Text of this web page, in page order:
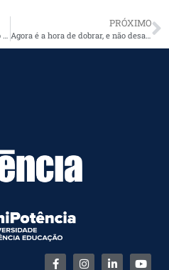
Moura é a mais nova integrante do Pacto Global da ONU
PRÓXIMO
Agora é a hora de dobrar, e não desacelerar, a transformação da indústria